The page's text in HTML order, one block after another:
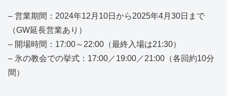
– 営業期間：2024年12月10日から2025年4月30日まで
（GW延長営業あり）
– 開場時間：17:00～22:00（最終入場は21:30）
– 氷の教会での挙式：17:00／19:00／21:00（各回約10分
間）